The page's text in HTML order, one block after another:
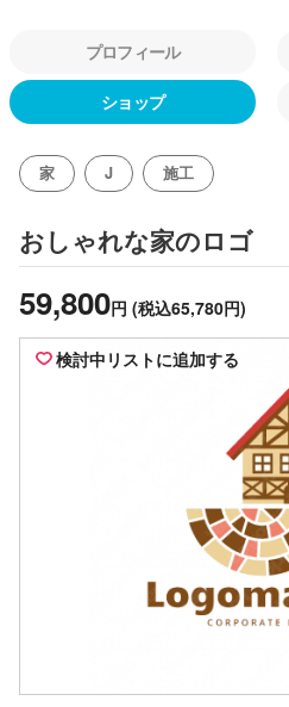
プロフィール
ショップ
家 J 施工
おしゃれな家のロゴ
59,800円 (税込65,780円)
検討中リストに追加する